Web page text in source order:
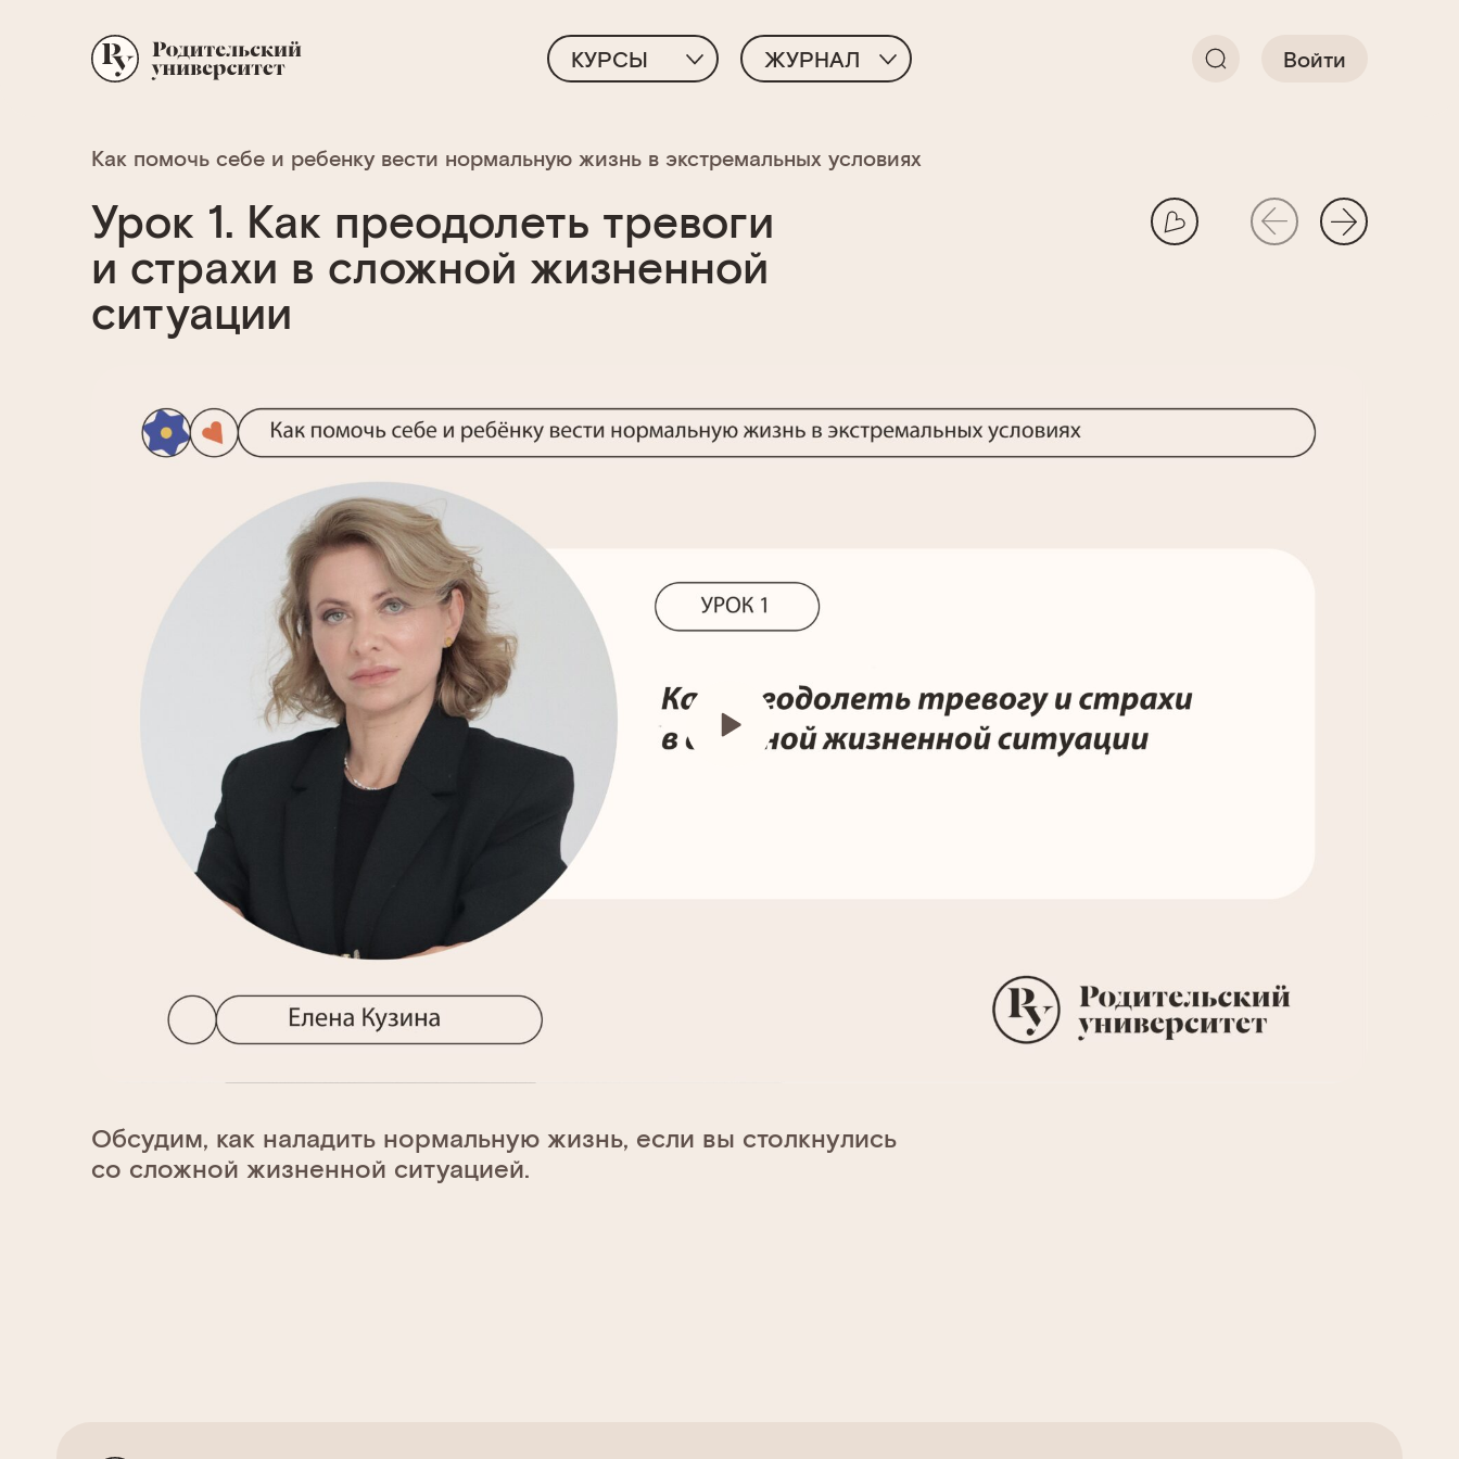
КУРСЫ ЖУРНАЛ Войти
Как помочь себе и ребенку вести нормальную жизнь в экстремальных условиях
Урок 1. Как преодолеть тревоги
и страхи в сложной жизненной
ситуации
Обсудим, как наладить нормальную жизнь, если вы столкнулись
со сложной жизненной ситуацией.